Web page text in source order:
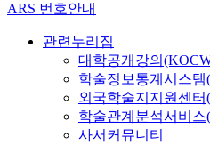
ARS 번호안내
관련누리집
대학공개강의
학술정보통계시스템
외국학술지지원센터
학술관계분석서비스
사서커뮤니티